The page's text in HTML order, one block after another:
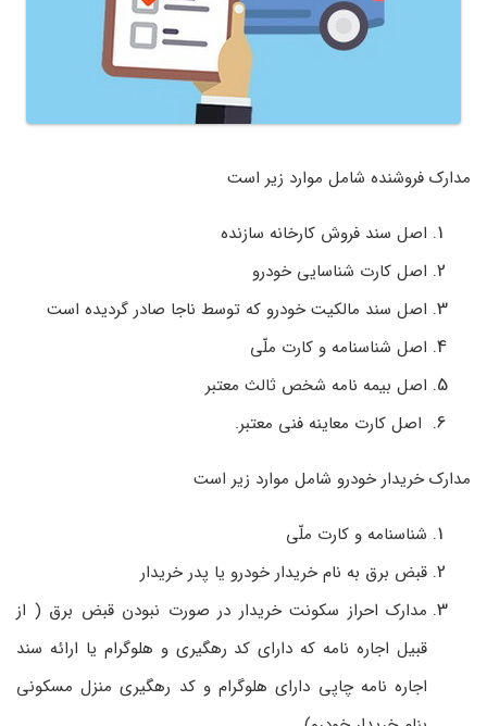
مدارک فروشنده شامل موارد زیر است
اصل سند فروش کارخانه سازنده
اصل کارت شناسایی خودرو
اصل سند مالکیت خودرو که توسط ناجا صادر گردیده است
اصل شناسنامه و کارت ملّی
اصل بیمه ­نامه شخص ثالث معتبر
اصل کارت معاینه فنی معتبر.
مدارک خریدار خودرو شامل موارد زیر است
شناسنامه و کارت ملّی
قبض برق به نام خریدار خودرو یا پدر خریدار
مدارک احراز سکونت خریدار در صورت نبودن قبض برق ( از
قبیل اجاره ­نامه که دارای کد رهگیری و هلوگرام یا ارائه سند
اجاره­ نامه چاپی دارای هلوگرام و کد رهگیری منزل مسکونی